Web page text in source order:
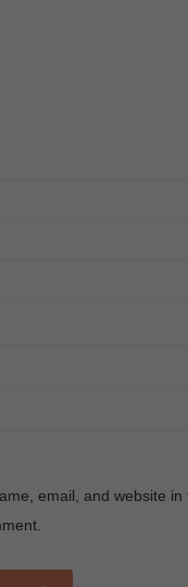
email, and website